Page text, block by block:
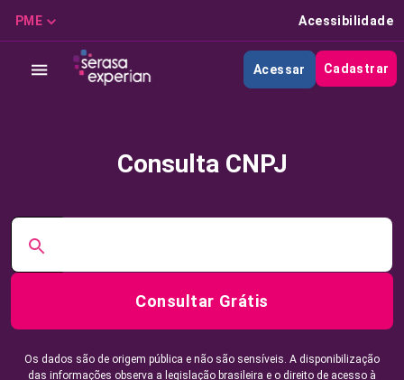
PME Acessibilidade
Acessar Cadastrar
Consulta CNPJ
Consultar Grátis
Os dados são de origem pública e não são sensíveis. A disponibilização
das informações observa a legislação brasileira e o direito de acesso à